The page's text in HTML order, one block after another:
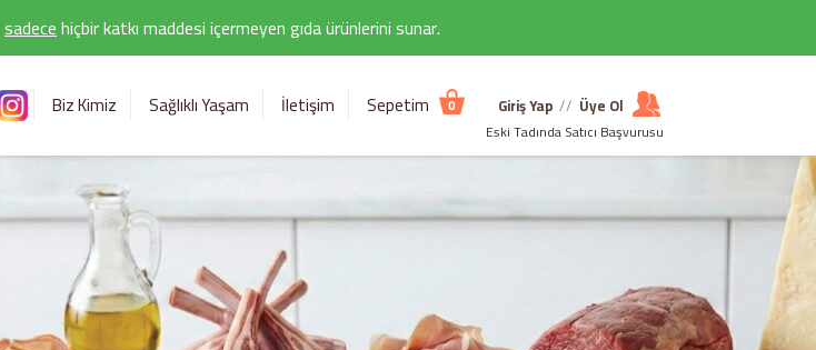
sadecehiçbir katkı maddesi içermeyen gıda ürünlerini sunar.
Biz Kimiz Sağlıklı Yaşam İletişim Sepetim 0 Giriş Yap // Üye Ol
Eski Tadında Satıcı Başvurusu